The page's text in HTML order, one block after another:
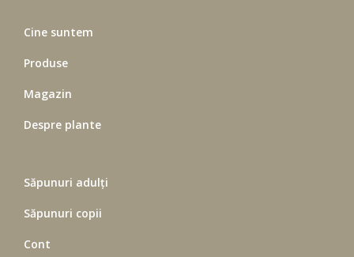
Cine suntem
Produse
Magazin
Despre plante
Săpunuri adulți
Săpunuri copii
Cont